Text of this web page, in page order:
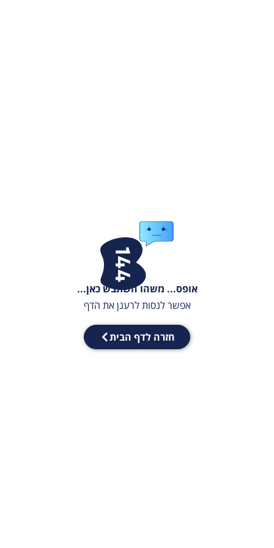
אופס... משהו השתבש כאן...
אפשר לנסות לרענן את הדף
חזרה לדף הבית